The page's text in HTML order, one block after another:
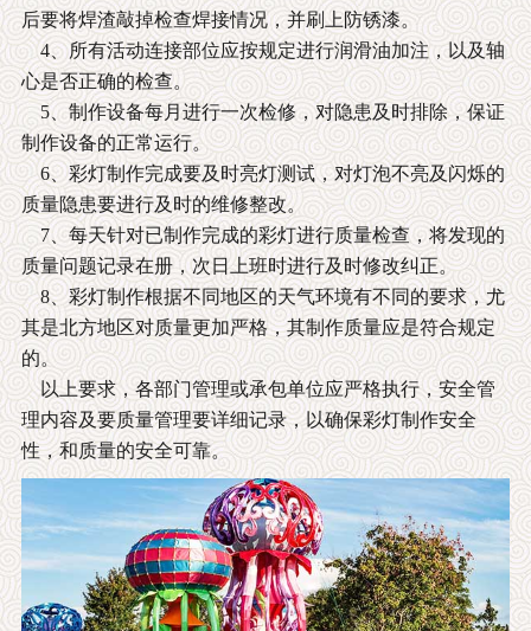
后要将焊渣敲掉检查焊接情况，并刷上防锈漆。
4、所有活动连接部位应按规定进行润滑油加注，以及轴
心是否正确的检查。
5、制作设备每月进行一次检修，对隐患及时排除，保证
制作设备的正常运行。
6、彩灯制作完成要及时亮灯测试，对灯泡不亮及闪烁的
质量隐患要进行及时的维修整改。
7、每天针对已制作完成的彩灯进行质量检查，将发现的
质量问题记录在册，次日上班时进行及时修改纠正。
8、彩灯制作根据不同地区的天气环境有不同的要求，尤
其是北方地区对质量更加严格，其制作质量应是符合规定
的。
以上要求，各部门管理或承包单位应严格执行，安全管
理内容及要质量管理要详细记录，以确保彩灯制作安全
性，和质量的安全可靠。